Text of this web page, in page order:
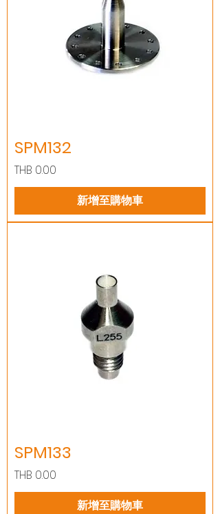
SPM132
價格
THB 0.00
新增至購物車
SPM133
價格
THB 0.00
新增至購物車